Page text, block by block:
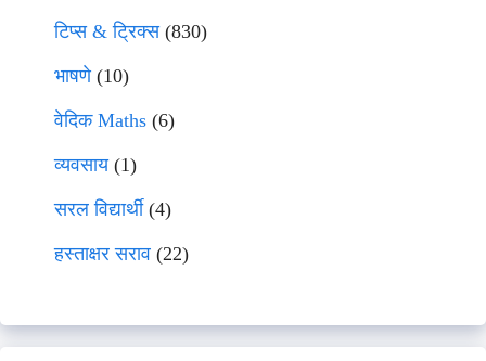
टिप्स & ट्रिक्स(830)
भाषणे(10)
वेदिक Maths (6)
व्यवसाय(1)
सरल विद्यार्थी(4)
हस्ताक्षर सराव (22)